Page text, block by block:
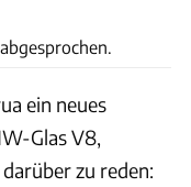
ein neues
Glas V8,
zu reden: